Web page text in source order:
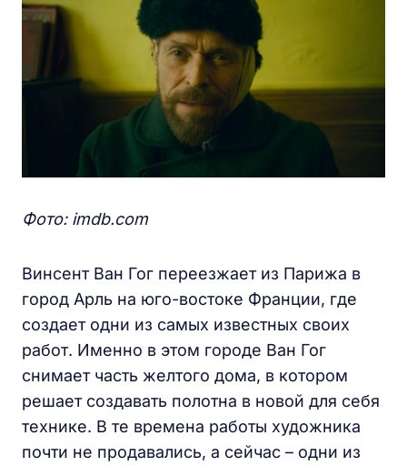
Фото: imdb.com
Винсент Ван Гог переезжает из Парижа в
город Арль на юго-востоке Франции, где
создает одни из самых известных своих
работ. Именно в этом городе Ван Гог
снимает часть желтого дома, в котором
решает создавать полотна в новой для себя
технике. В те времена работы художника
почти не продавались, а сейчас – одни из